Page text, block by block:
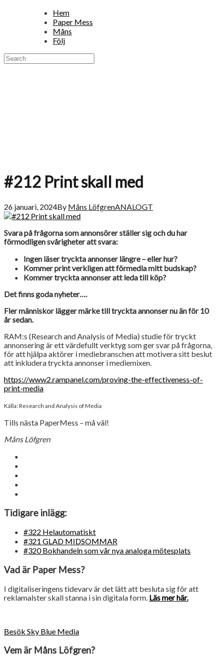
Hem
Paper Mess
Måns
Följ
#212 Print skall med
26 januari, 2024By Måns LöfgrenANALOGT
Svara på frågorna som annonsörer ställer sig och du har
förmodligen svårigheter att svara:
Ingen läser tryckta annonser längre – eller hur?
Kommer print verkligen att förmedla mitt budskap?
Kommer tryckta annonser att leda till köp?
Det finns goda nyheter….
Fler människor lägger märke till tryckta annonser nu än för 10
år sedan.
RAM:s (Research and Analysis of Media) studie för tryckt
annonsering är ett värdefullt verktyg som ger svar på frågorna,
för att hjälpa aktörer i mediebranschen att motivera sitt beslut
att inkludera tryckta annonser i mediemixen.
https://www2.rampanel.com/proving-the-effectiveness-of-
print-media
Källa: Research and Analysis of Media
Tills nästa PaperMess – må väl!
Måns Löfgren
Tidigare inlägg:
#322 Helautomatiskt
#321 GLAD MIDSOMMAR
#320 Bokhandeln som vår nya analoga mötesplats
Vad är Paper Mess?
I digitaliseringens tidevarv är det lätt att besluta sig för att
reklamalster skall stanna i sin digitala form. Läs mer här.
Besök Sky Blue Media
Vem är Måns Löfgren?